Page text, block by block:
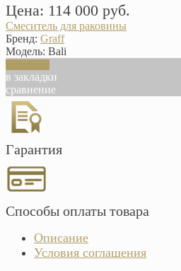
Цена: 114 000 руб.
Смеситель для раковины
Бренд: Graff
Модель: Bali
в закладки
сравнение
Гарантия
Способы оплаты товара
Описание
Условия соглашения